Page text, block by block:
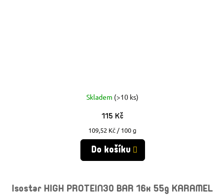
Skladem (>10 ks)
115 Kč
Měrná
cena:
109,52 Kč / 100 g
Do košíku
Isostar HIGH PROTEIN30 BAR 16x 55g KARAMEL